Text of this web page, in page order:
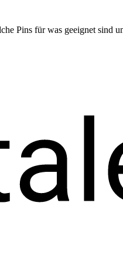
Pins für was geeignet sind